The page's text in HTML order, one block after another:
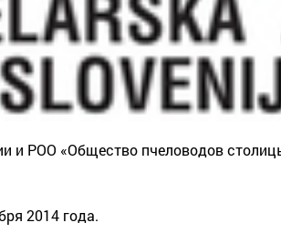
и РОО «Общество пчеловодов
2014 года.